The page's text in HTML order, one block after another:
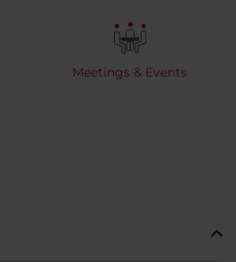
Meetings & Events